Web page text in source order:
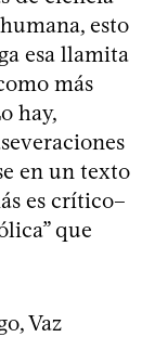
esto
esa llamita
más
hay,
en un texto
es crítico–
que
Vaz